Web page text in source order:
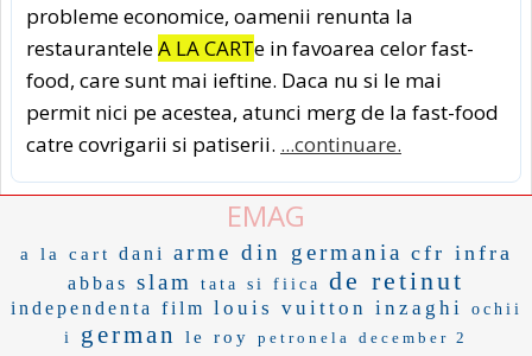
probleme economice, oamenii renunta la
restauranteleA LA CARTe in favoarea celor fast-
food, care sunt mai ieftine. Daca nu si le mai
permit nici pe acestea, atunci merg de la fast-food
catre covrigarii si patiserii. ...continuare.
EMAG
a la cart dani arme din germania cfr infra
abbas slam tata si fiica de retinut
independenta film louis vuitton inzaghi
ochii
i
german le roy petronela december 2